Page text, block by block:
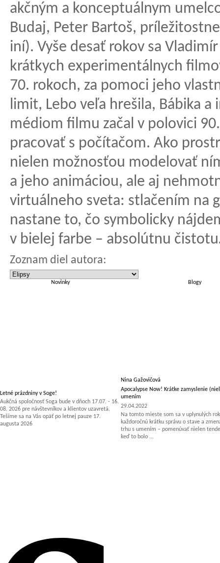
akčným a konceptuálnym
Budaj, Peter Bartoš,
iní). Vyše desať rokov sa
krátkych experimentálnych
70. rokoch, za pomoci jeho
limit, Lebo veľa hrešila, Bábika a
médiom filmu začal v polovici
pracovať s počítačom. Ako
nielen možnosťou modelovať
a jeho animáciou, ale aj
virtuálneho sveta: stlačením na
nastane to, čo symbolicky
v bielej farbe – absolútnu
Zoznam diel autora:
Novinky Blogy
Letné prázdniny v Soge!
Aukčná spoločnosť Soga bude v dňoch 17.07. - 16.
08. 2026 pre návštevníkov a klientov uzavretá.
Tešíme sa na Vás opäť po letnej pauze 17.
augusta 2026
Nina Gažovičová
Apocalypse Now! Krátke zamyslenie
umením
29.04.2022
Na tomto mieste som sa v uplynulých
každoročnú krátku správu o stave a
trhu s umením – pomenúvať nielen
keď to bolo ...